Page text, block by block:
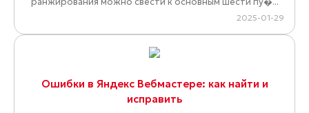
2025-01-29
Ошибки в Яндекс Вебмастере: как найти и
исправить